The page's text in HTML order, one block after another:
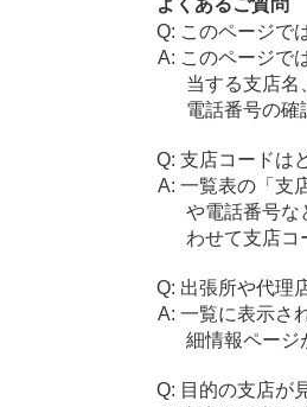
よくあるご質問
このページで
このページで
当する支店名
電話番号の確
支店コードは
一覧表の「支
や電話番号な
わせて支店コ
出張所や代理
一覧に表示さ
細情報ページ
目的の支店が